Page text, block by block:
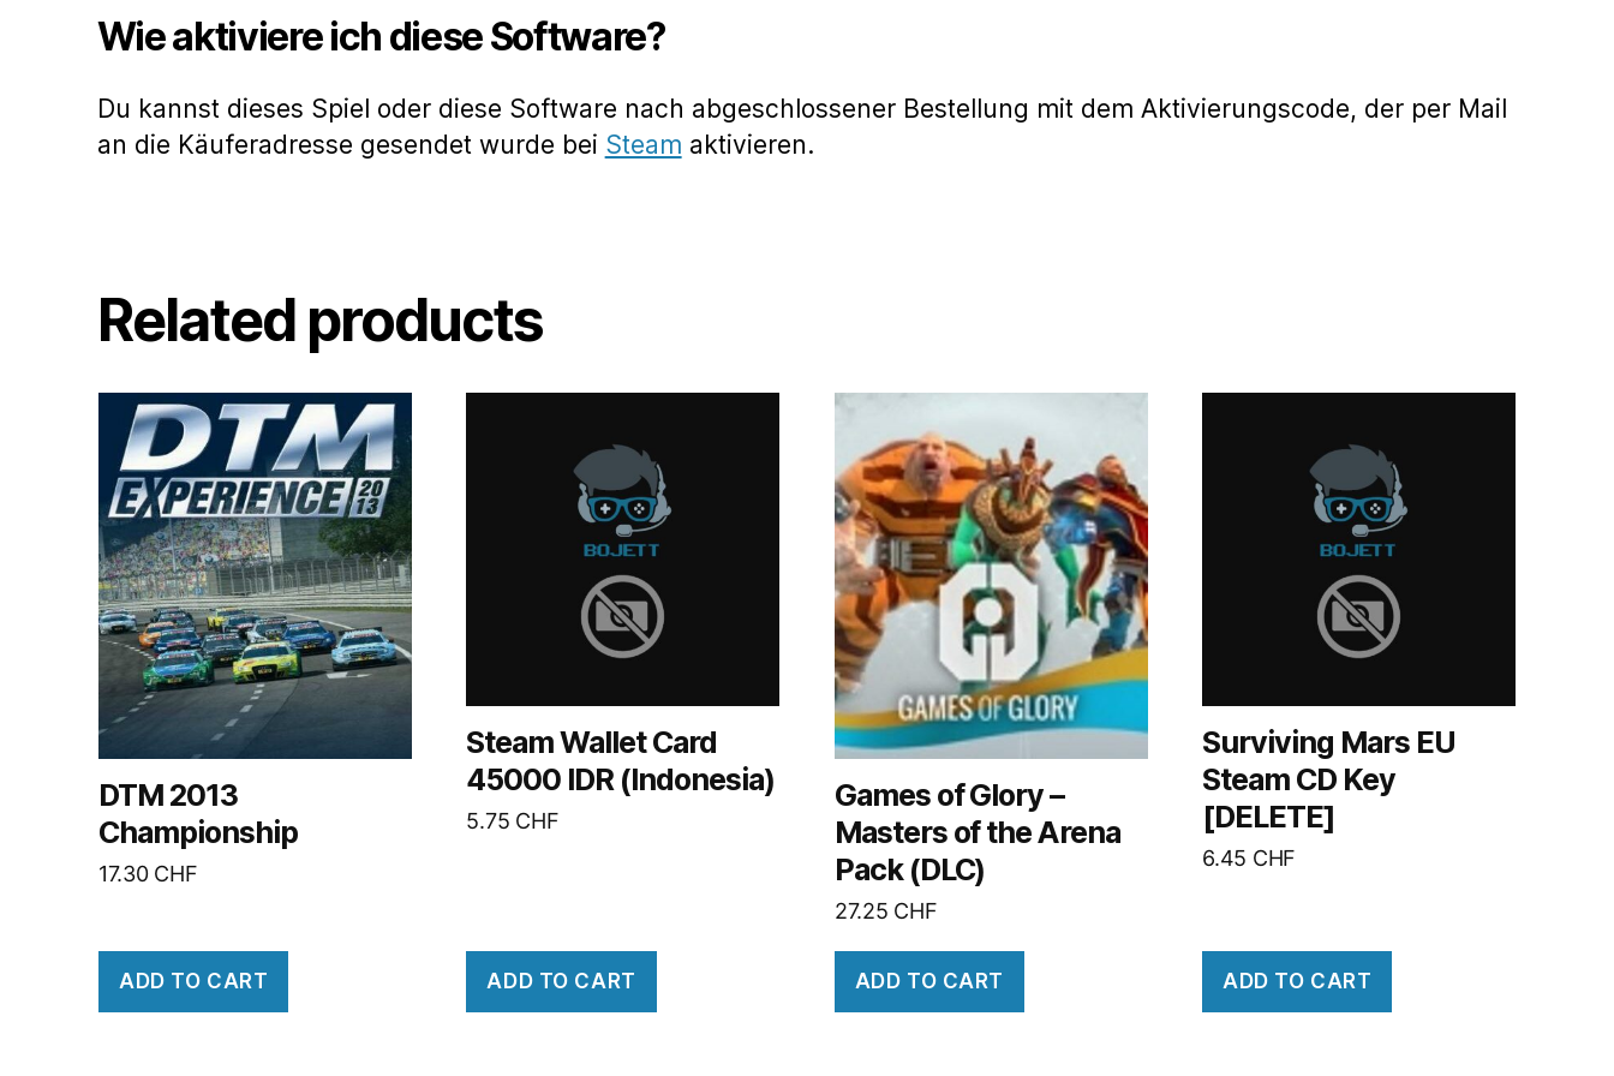
Wie aktiviere ich diese Software?
Du kannst dieses Spiel oder diese Software nach abgeschlossener Bestellung mit dem Aktivierungscode, der per Mail
an die Käuferadresse gesendet wurde bei Steam aktivieren.
Related products
DTM 2013
Championship
17.30 CHF
ADD TO CART
Steam Wallet Card
45000 IDR (Indonesia)
5.75 CHF
ADD TO CART
Games of Glory –
Masters of the Arena
Pack (DLC)
27.25 CHF
ADD TO CART
Surviving Mars EU
Steam CD Key
[DELETE]
6.45 CHF
ADD TO CART